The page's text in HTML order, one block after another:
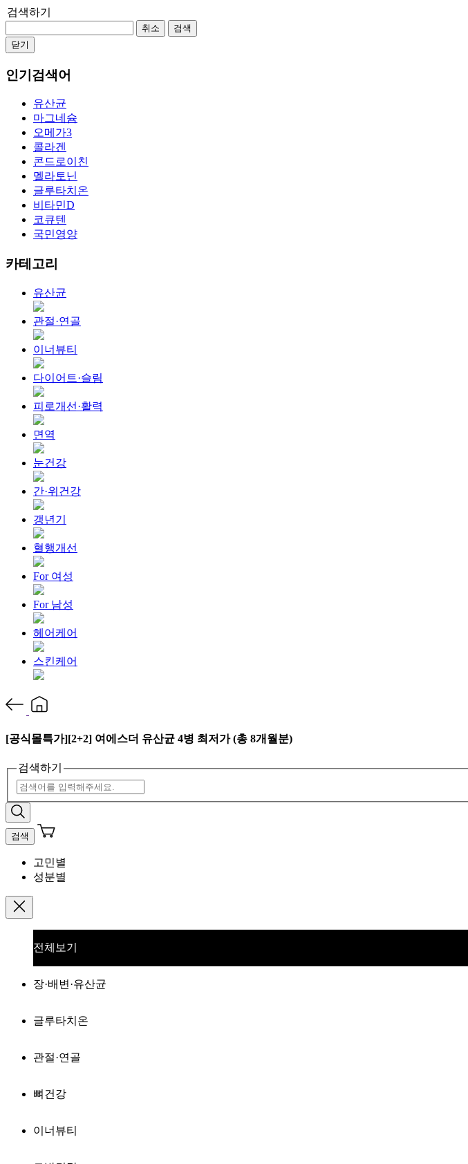
검색하기
취소
검색
닫기
인기검색어
유산균
마그네슘
오메가3
콜라겐
콘드로이친
멜라토닌
글루타치온
비타민D
코큐텐
국민영양
카테고리
유산균
관절·연골
이너뷰티
다이어트·슬림
피로개선·활력
면역
눈건강
간·위건강
갱년기
혈행개선
For 여성
For 남성
헤어케어
스킨케어
[공식몰특가][2+2] 여에스더 유산균 4병 최저가 (총 8개월분)
검색하기
검색
고민별
성분별
전체보기
장·배변·유산균
글루타치온
관절·연골
뼈건강
이너뷰티